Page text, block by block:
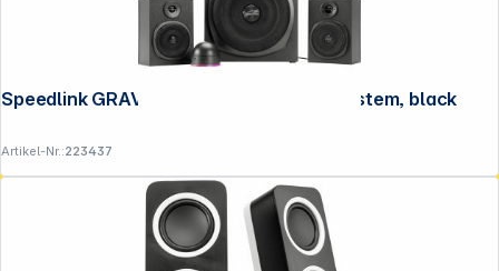
Speedlink GRAVITY LT 2.1 Subwoofer System, black
Artikel-Nr.:223437